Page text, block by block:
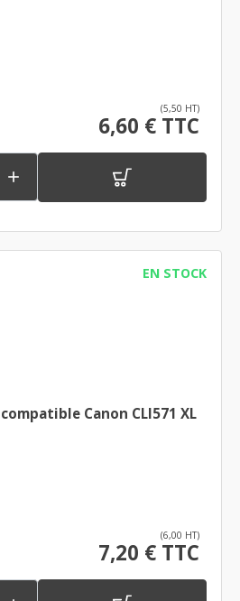
(5,50 HT)
6,60 € TTC

EN STOCK
Canon CLI571 XL
(6,00 HT)
7,20 € TTC